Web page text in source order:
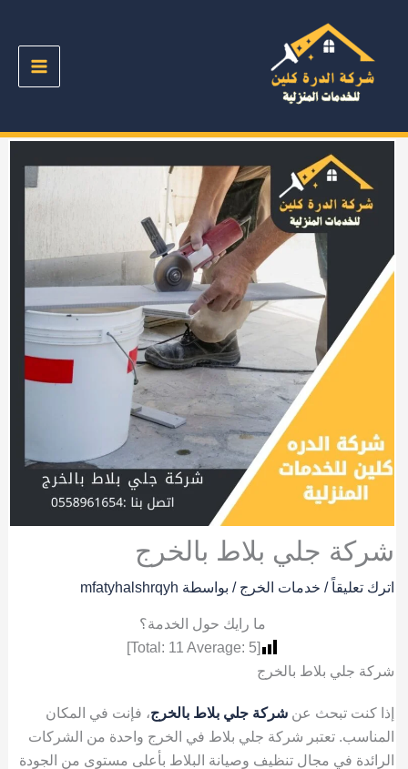
المحتوى
شركة جلي بلاط بالخرج
اترك تعليقاً / خدمات الخرج / بواسطة mfatyhalshrqyh
ما رايك حول الخدمة؟
[Total:
11 Average: 5
]
شركة جلي بلاط بالخرج
إذا كنت تبحث عن شركة جلي بلاط بالخرج، فإنت في المكان
المناسب. تعتبر شركة جلي بلاط في الخرج واحدة من الشركات
الرائدة في مجال تنظيف وصيانة البلاط بأعلى مستوى من الجودة